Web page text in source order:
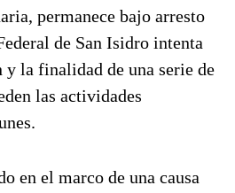
permanece bajo arresto
de San Isidro intenta
y la finalidad de una serie de
las actividades
en el marco de una causa